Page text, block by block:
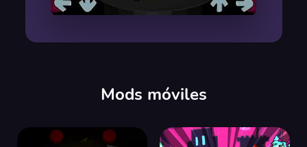
Mods móviles